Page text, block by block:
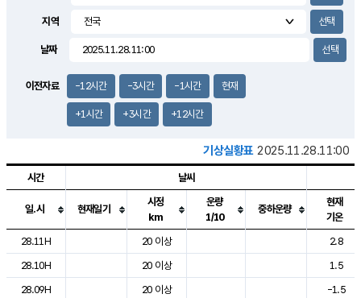
2.4m/s
지역
날짜
이전자료 -12시간 -3시간 -1시간 현재
+1시간 +3시간 +12시간
기상실황표 2025.11.28.11:00
도시별 기상실황표로 지점, 날씨, 기온, 강수, 바람, 기압등을 안내한 표입
시간 날씨
일.시 현재일기
시정
km
운량
1/10
중하운량
현재
기온
28.11H
20 이상
2.8
28.10H
20 이상
1.5
28.09H
20 이상
-1.5